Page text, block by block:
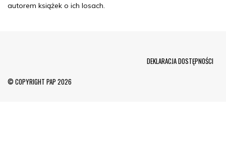
autorem książek o ich losach.
© COPYRIGHT PAP 2026
DEKLARACJA DOSTĘPNOŚCI